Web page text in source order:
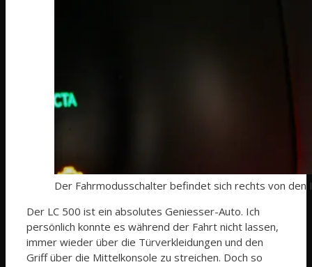
Der Fahrmodusschalter befindet sich rechts von
Der LC 500 ist ein absolutes Geniesser-Auto. Ich
persönlich konnte es während der Fahrt nicht lassen,
immer wieder über die Türverkleidungen und den
Griff über die Mittelkonsole zu streichen. Doch so